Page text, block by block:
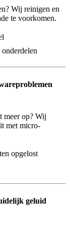
Wij reinigen en
te voorkomen.
meer op? Wij
met micro-
opgelost
geluid